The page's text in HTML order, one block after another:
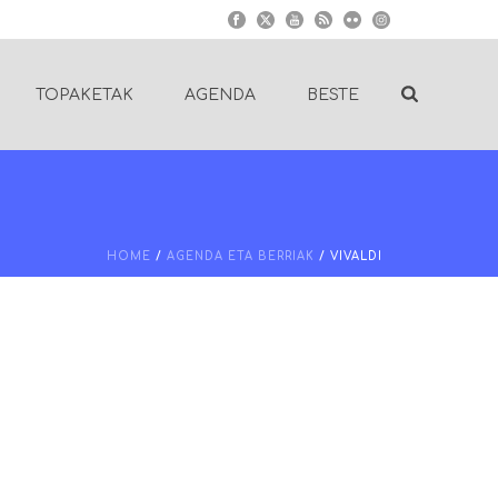
TOPAKETAK AGENDA BESTE
HOME / AGENDA ETA BERRIAK / VIVALDI